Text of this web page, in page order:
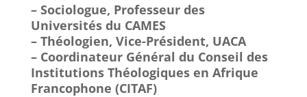
– Sociologue, Professeur des
Universités du CAMES
– Théologien, Vice-Président, UACA
– Coordinateur Général du Conseil des
Institutions Théologiques en Afrique
Francophone (CITAF)